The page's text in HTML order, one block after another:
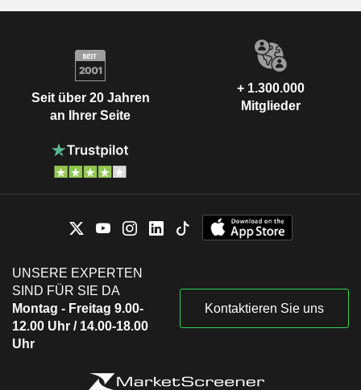
Seit über 20 Jahren
an Ihrer Seite
+ 1.300.000
Mitglieder
UNSERE EXPERTEN
SIND FÜR SIE DA
Montag - Freitag 9.00-
12.00 Uhr / 14.00-18.00
Uhr
Kontaktieren Sie uns